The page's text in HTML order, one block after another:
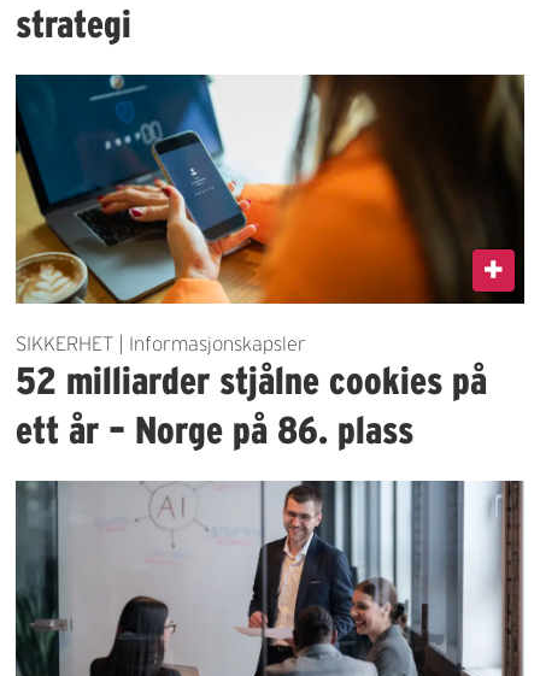
strategi
SIKKERHET | Informasjonskapsler
52 milliarder stjålne cookies på
ett år – Norge på 86. plass